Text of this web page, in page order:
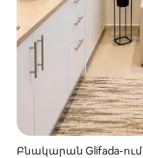
Բնակարան Glifada-ում